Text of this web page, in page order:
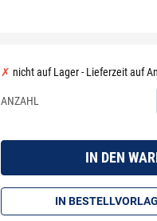
nicht auf Lager - Lieferzeit auf
ANZAHL
IN DEN
IN